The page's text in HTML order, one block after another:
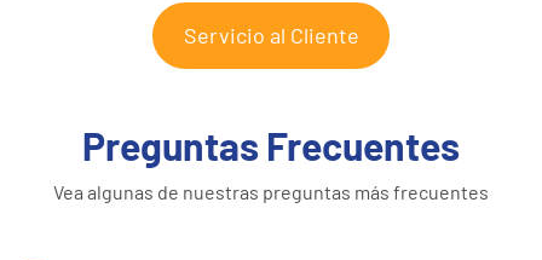
Servicio al Cliente
Preguntas Frecuentes
Vea algunas de nuestras preguntas más frecuentes